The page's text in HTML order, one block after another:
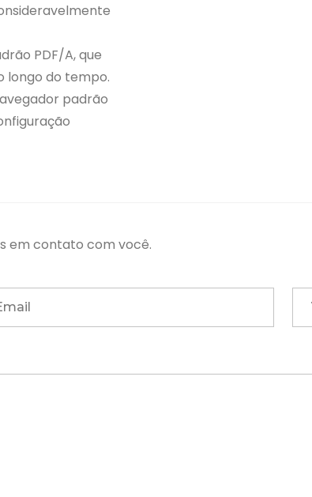
PDF/A, que
longo do tempo.
padrão
em contato com você.